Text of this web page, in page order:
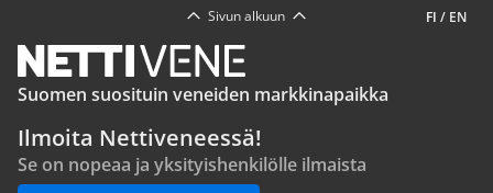
FI / EN
Sivun alkuun
Suomen suosituin veneiden markkinapaikka
Ilmoita Nettiveneessä!
Se on nopeaa ja yksityishenkilölle ilmaista